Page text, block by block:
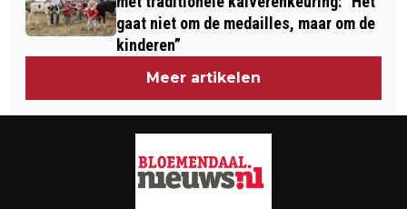
gaat niet om de medailles, maar om de
kinderen”
Meer artikelen